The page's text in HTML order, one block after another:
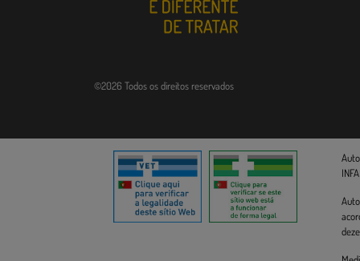
©2026 Todos os direitos reservados